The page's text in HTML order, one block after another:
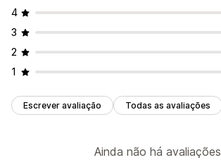
4
3
2
1
Escrever avaliação Todas as avaliações
Ainda não há avaliações